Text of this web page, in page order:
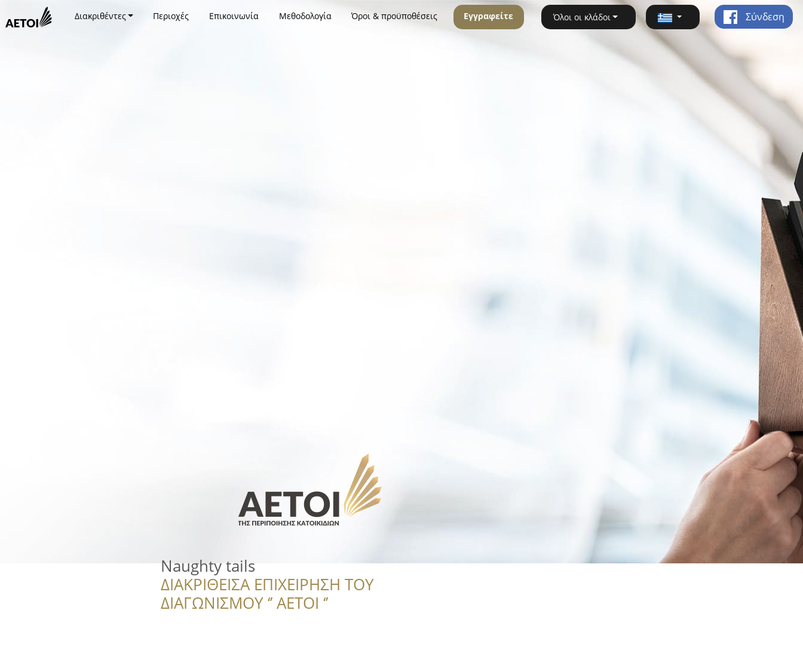
Διακριθέντες Περιοχές Επικοινωνία Μεθοδολογία Όροι & προϋποθέσεις Εγγραφείτε Όλοι οι κλάδοι Σύνδεση
Naughty tails
ΔΙΑΚΡΙΘΕΙΣΑ ΕΠΙΧΕΙΡΗΣΗ ΤΟΥ
ΔΙΑΓΩΝΙΣΜΟΥ ‘’ ΑΕΤΟΙ ‘’